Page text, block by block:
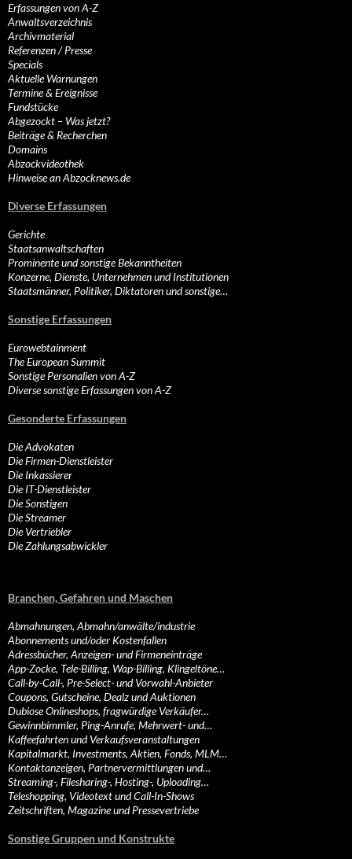
Erfassungen von A-Z
Anwaltsverzeichnis
Archivmaterial
Referenzen / Presse
Specials
Aktuelle Warnungen
Termine & Ereignisse
Fundstücke
Abgezockt – Was jetzt?
Beiträge & Recherchen
Domains
Abzockvideothek
Hinweise an Abzocknews.de
Diverse Erfassungen
Gerichte
Staatsanwaltschaften
Prominente und sonstige Bekanntheiten
Konzerne, Dienste, Unternehmen und Institutionen
Staatsmänner, Politiker, Diktatoren und sonstige…
Sonstige Erfassungen
Eurowebtainment
The European Summit
Sonstige Personalien von A-Z
Diverse sonstige Erfassungen von A-Z
Gesonderte Erfassungen
Die Advokaten
Die Firmen-Dienstleister
Die Inkassierer
Die IT-Dienstleister
Die Sonstigen
Die Streamer
Die Vertriebler
Die Zahlungsabwickler
Branchen, Gefahren und Maschen
Abmahnungen, Abmahn/anwälte/industrie
Abonnements und/oder Kostenfallen
Adressbücher, Anzeigen- und Firmeneinträge
App-Zocke, Tele-Billing, Wap-Billing, Klingeltöne…
Call-by-Call-, Pre-Select- und Vorwahl-Anbieter
Coupons, Gutscheine, Dealz und Auktionen
Dubiose Onlineshops, fragwürdige Verkäufer…
Gewinnbimmler, Ping-Anrufe, Mehrwert- und…
Kaffeefahrten und Verkaufsveranstaltungen
Kapitalmarkt, Investments, Aktien, Fonds, MLM…
Kontaktanzeigen, Partnervermittlungen und…
Streaming-, Filesharing-, Hosting-, Uploading…
Teleshopping, Videotext und Call-In-Shows
Zeitschriften, Magazine und Pressevertriebe
Sonstige Gruppen und Konstrukte